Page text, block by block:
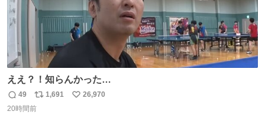
ええ？！知らんかった…
返
信
49
リ
ポ
1,691
い
26,970
20時間前